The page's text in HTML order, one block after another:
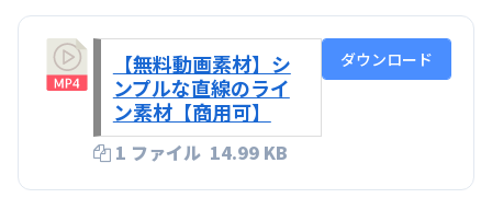
【無料動画素材】シ
ンプルな直線のライ
ン素材【商用可】
1 ファイル 14.99 KB
ダウンロード